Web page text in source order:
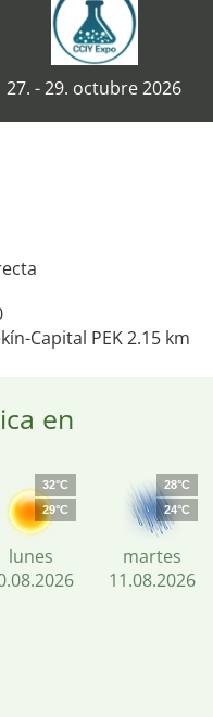
27. - 29. octubre 2026
Capital PEK 2.15 km
en
32°C
29°C
lunes
28°C
24°C
martes
11.08.2026